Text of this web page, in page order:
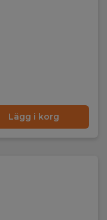
Lägg i korg